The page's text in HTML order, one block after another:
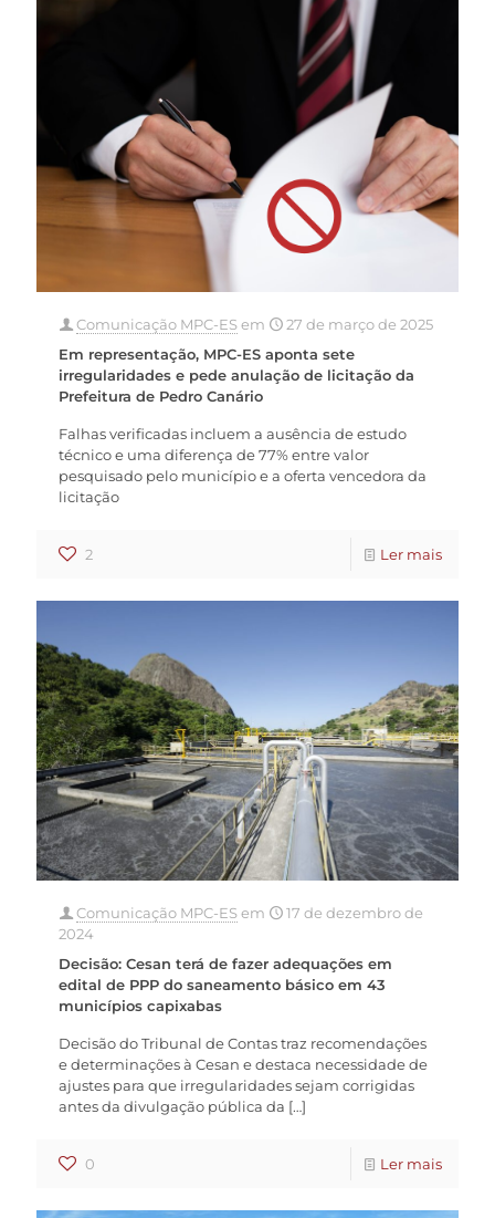
Comunicação MPC-ESem
27 de março de 2025
Em representação, MPC-ES aponta sete
irregularidades e pede anulação de licitação da
Prefeitura de Pedro Canário
Falhas verificadas incluem a ausência de estudo
técnico e uma diferença de 77% entre valor
pesquisado pelo município e a oferta vencedora da
licitação
2 Ler mais
Comunicação MPC-ESem
17 de dezembro de
2024
Decisão: Cesan terá de fazer adequações em
edital de PPP do saneamento básico em 43
municípios capixabas
Decisão do Tribunal de Contas traz recomendações
e determinações à Cesan e destaca necessidade de
ajustes para que irregularidades sejam corrigidas
antes da divulgação pública da […]
0 Ler mais